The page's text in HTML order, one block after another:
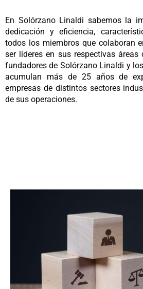
En Solórzano Linaldi sabemos la
dedicación y eficiencia,
todos los miembros que colaboran
ser líderes en sus respectivas
fundadores de Solórzano Linaldi y
acumulan más de 25 años de
empresas de distintos sectores
de sus operaciones.